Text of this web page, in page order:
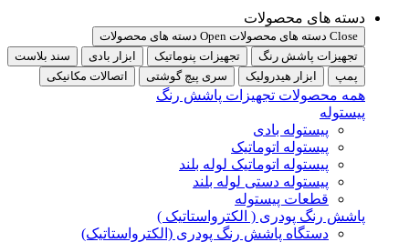
دسته های محصولات
Close دسته های محصولات
Open دسته های محصولات
تجهیزات پاشش رنگ
تجهیزات پنوماتیک ابزار بادی
سند بلاست
پمپ
ابزار هیدرولیک سری پیچ گوشتی اتصالات مکانیکی
همه محصولات تجهیزات پاشش رنگ
پیستوله
پیستوله بادی
پیستوله اتوماتیک
پیستوله اتوماتیک لوله بلند
پیستوله دستی لوله بلند
قطعات پیستوله
پاشش رنگ پودری ( الکترواستاتیک )
دستگاه پاشش رنگ پودری (الکترواستاتیک)